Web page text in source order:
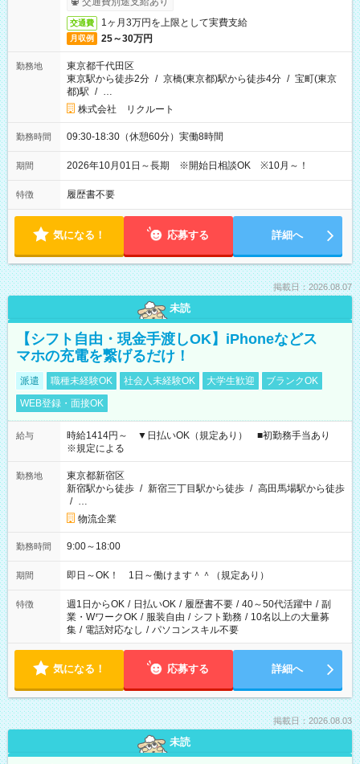
交通費 1ヶ月3万円を上限として実費支給
月収例 25～30万円
勤務地
東京都千代田区
東京駅から徒歩2分 / 京橋(東京都)駅から徒歩4分 / 宝町(東京
都)駅 / …
株式会社 リクルート
勤務時間 09:30-18:30（休憩60分）実働8時間
期間 2026年10月01日～長期 ※開始日相談OK ※10月～！
特徴 履歴書不要
気になる！ 応募する 詳細へ
掲載日：2026.08.07
未読
【シフト自由・現金手渡しOK】iPhoneなどス
マホの充電を繋げるだけ！
派遣 職種未経験OK 社会人未経験OK 大学生歓迎
ブランクOK
WEB登録・面接OK
給与
時給1414円～ ▼日払いOK（規定あり） ■初勤務手当あり
※規定による
勤務地
東京都新宿区
新宿駅から徒歩 / 新宿三丁目駅から徒歩 / 高田馬場駅から徒歩
/ …
物流企業
勤務時間 9:00～18:00
期間 即日～OK！ 1日～働けます＾＾（規定あり）
特徴 週1日からOK / 日払いOK / 履歴書不要 / 40～50代活躍中 / 副
業・WワークOK / 服装自由 / シフト勤務 / 10名以上の大量募
集 / 電話対応なし / パソコンスキル不要
気になる！ 応募する 詳細へ
掲載日：2026.08.03
未読